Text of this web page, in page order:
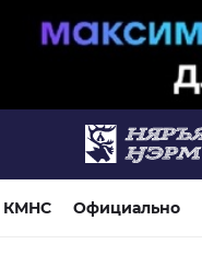
КМНС Официально